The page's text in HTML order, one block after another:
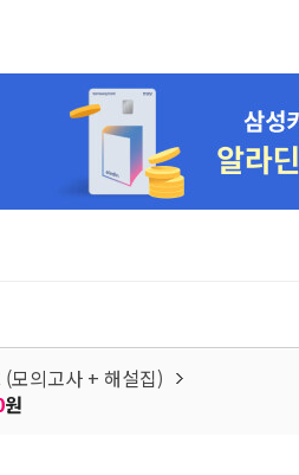
모의고사 + 해설집)
원